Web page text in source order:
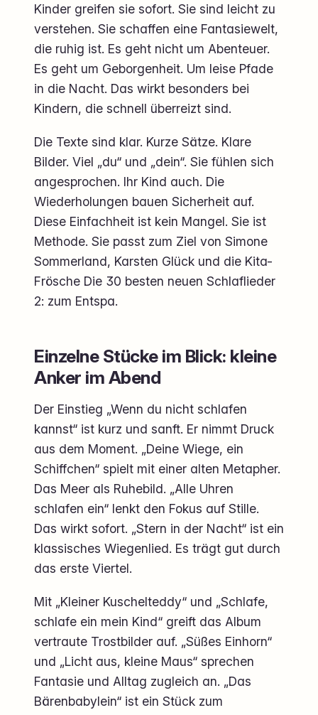
Kinder greifen sie sofort. Sie sind leicht zu
verstehen. Sie schaffen eine Fantasiewelt,
die ruhig ist. Es geht nicht um Abenteuer.
Es geht um Geborgenheit. Um leise Pfade
in die Nacht. Das wirkt besonders bei
Kindern, die schnell überreizt sind.
Die Texte sind klar. Kurze Sätze. Klare
Bilder. Viel „du“ und „dein“. Sie fühlen sich
angesprochen. Ihr Kind auch. Die
Wiederholungen bauen Sicherheit auf.
Diese Einfachheit ist kein Mangel. Sie ist
Methode. Sie passt zum Ziel von Simone
Sommerland, Karsten Glück und die Kita-
Frösche Die 30 besten neuen Schlaflieder
2: zum Entspa.
Einzelne Stücke im Blick: kleine
Anker im Abend
Der Einstieg „Wenn du nicht schlafen
kannst“ ist kurz und sanft. Er nimmt Druck
aus dem Moment. „Deine Wiege, ein
Schiffchen“ spielt mit einer alten Metapher.
Das Meer als Ruhebild. „Alle Uhren
schlafen ein“ lenkt den Fokus auf Stille.
Das wirkt sofort. „Stern in der Nacht“ ist ein
klassisches Wiegenlied. Es trägt gut durch
das erste Viertel.
Mit „Kleiner Kuschelteddy“ und „Schlafe,
schlafe ein mein Kind“ greift das Album
vertraute Trostbilder auf. „Süßes Einhorn“
und „Licht aus, kleine Maus“ sprechen
Fantasie und Alltag zugleich an. „Das
Bärenbabylein“ ist ein Stück zum